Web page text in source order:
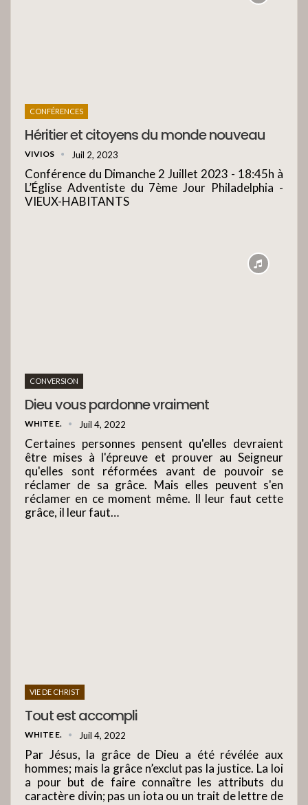
CONFÉRENCES
Héritier et citoyens du monde nouveau
VIVIOS Juil 2, 2023
Conférence du Dimanche 2 Juillet 2023 - 18:45h à
L’Église Adventiste du 7ème Jour Philadelphia -
VIEUX-HABITANTS
CONVERSION
Dieu vous pardonne vraiment
WHITE E. Juil 4, 2022
Certaines personnes pensent qu'elles devraient
être mises à l'épreuve et prouver au Seigneur
qu'elles sont réformées avant de pouvoir se
réclamer de sa grâce. Mais elles peuvent s'en
réclamer en ce moment même. Il leur faut cette
grâce, il leur faut…
VIE DE CHRIST
Tout est accompli
WHITE E. Juil 4, 2022
Par Jésus, la grâce de Dieu a été révélée aux
hommes; mais la grâce n’exclut pas la justice. La loi
a pour but de faire connaître les attributs du
caractère divin; pas un iota ou un trait de lettre de